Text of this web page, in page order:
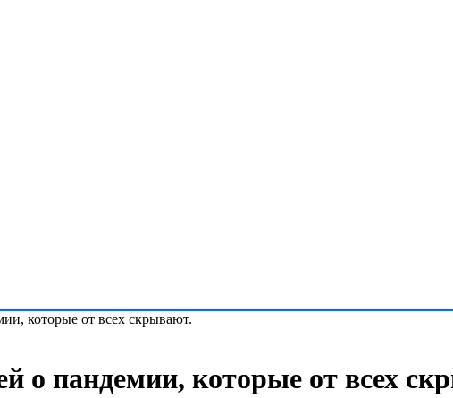
которые от всех скрывают.
о пандемии, которые от всех